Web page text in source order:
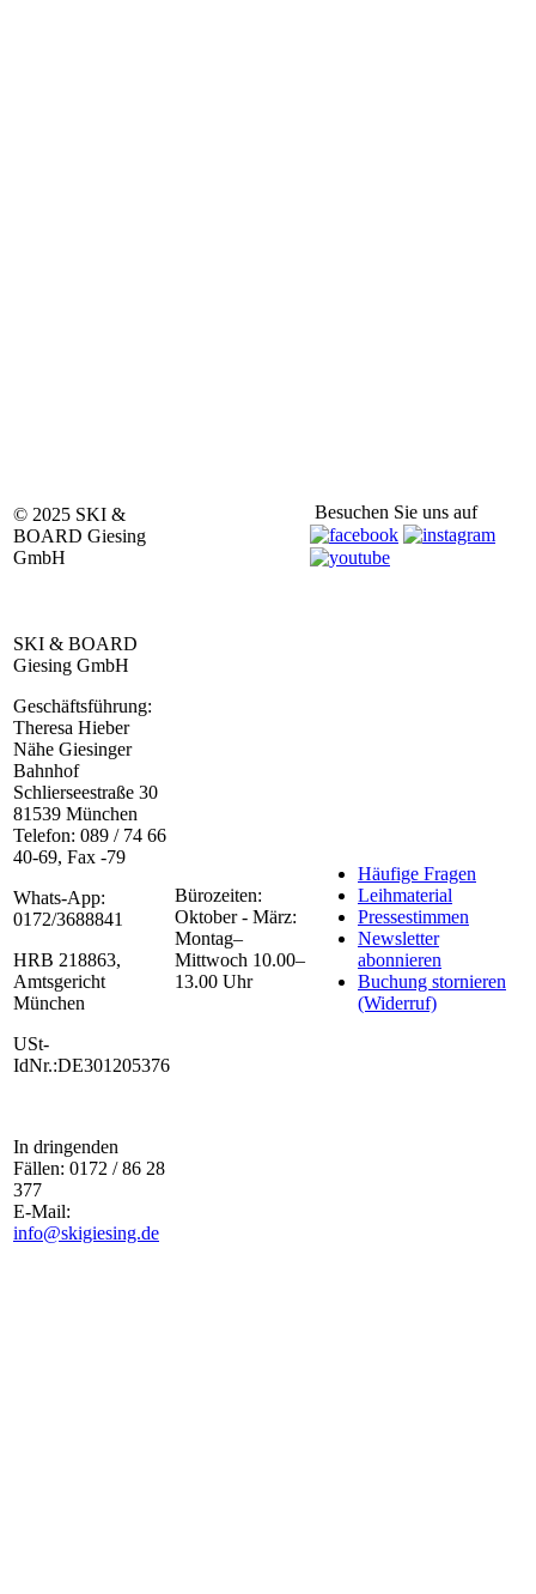
© 2025 SKI &
BOARD Giesing
GmbH
Besuchen Sie uns auf
SKI & BOARD
Giesing GmbH
Geschäftsführung:
Theresa Hieber
Nähe Giesinger
Bahnhof
Schlierseestraße 30
81539 München
Telefon: 089 / 74 66
40-69, Fax -79
Whats-App:
0172/3688841
HRB 218863,
Amtsgericht
München
USt-
IdNr.:DE301205376
In dringenden
Fällen: 0172 / 86 28
377
E-Mail:
info@skigiesing.de
Bürozeiten:
Oktober - März:
Montag–
Mittwoch 10.00–
13.00 Uhr
Häufige Fragen
Leihmaterial
Pressestimmen
Newsletter
abonnieren
Buchung stornieren
(Widerruf)